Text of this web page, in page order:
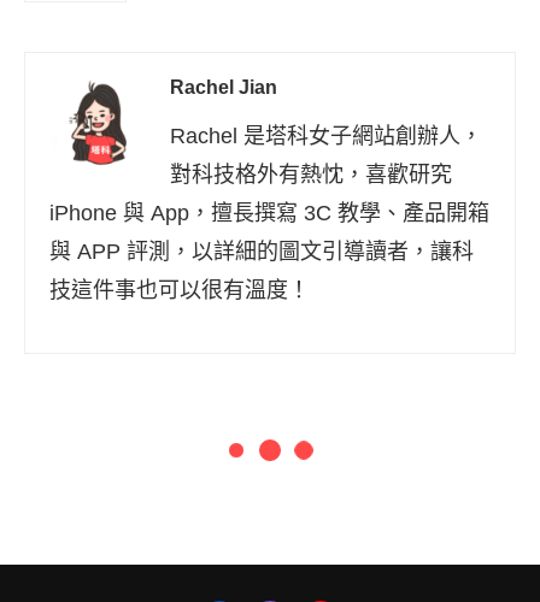
Rachel Jian
Rachel 是塔科女子網站創辦人，
對科技格外有熱忱，喜歡研究
iPhone 與 App，擅長撰寫 3C 教學、產品開箱
與 APP 評測，以詳細的圖文引導讀者，讓科
技這件事也可以很有溫度！